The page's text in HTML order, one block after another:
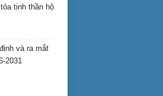
tinh thần hộ
và ra mắt
2031